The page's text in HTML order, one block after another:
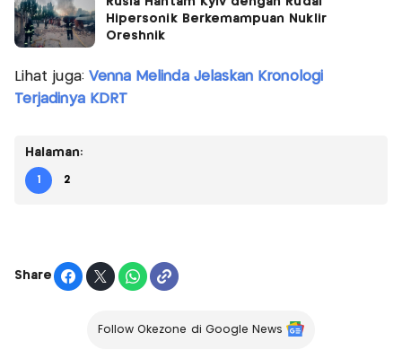
Hipersonik Berkemampuan Nuklir
Oreshnik
Lihat juga: Venna Melinda Jelaskan Kronologi
Terjadinya KDRT
Halaman:
1 2
Share
Follow Okezone di Google News